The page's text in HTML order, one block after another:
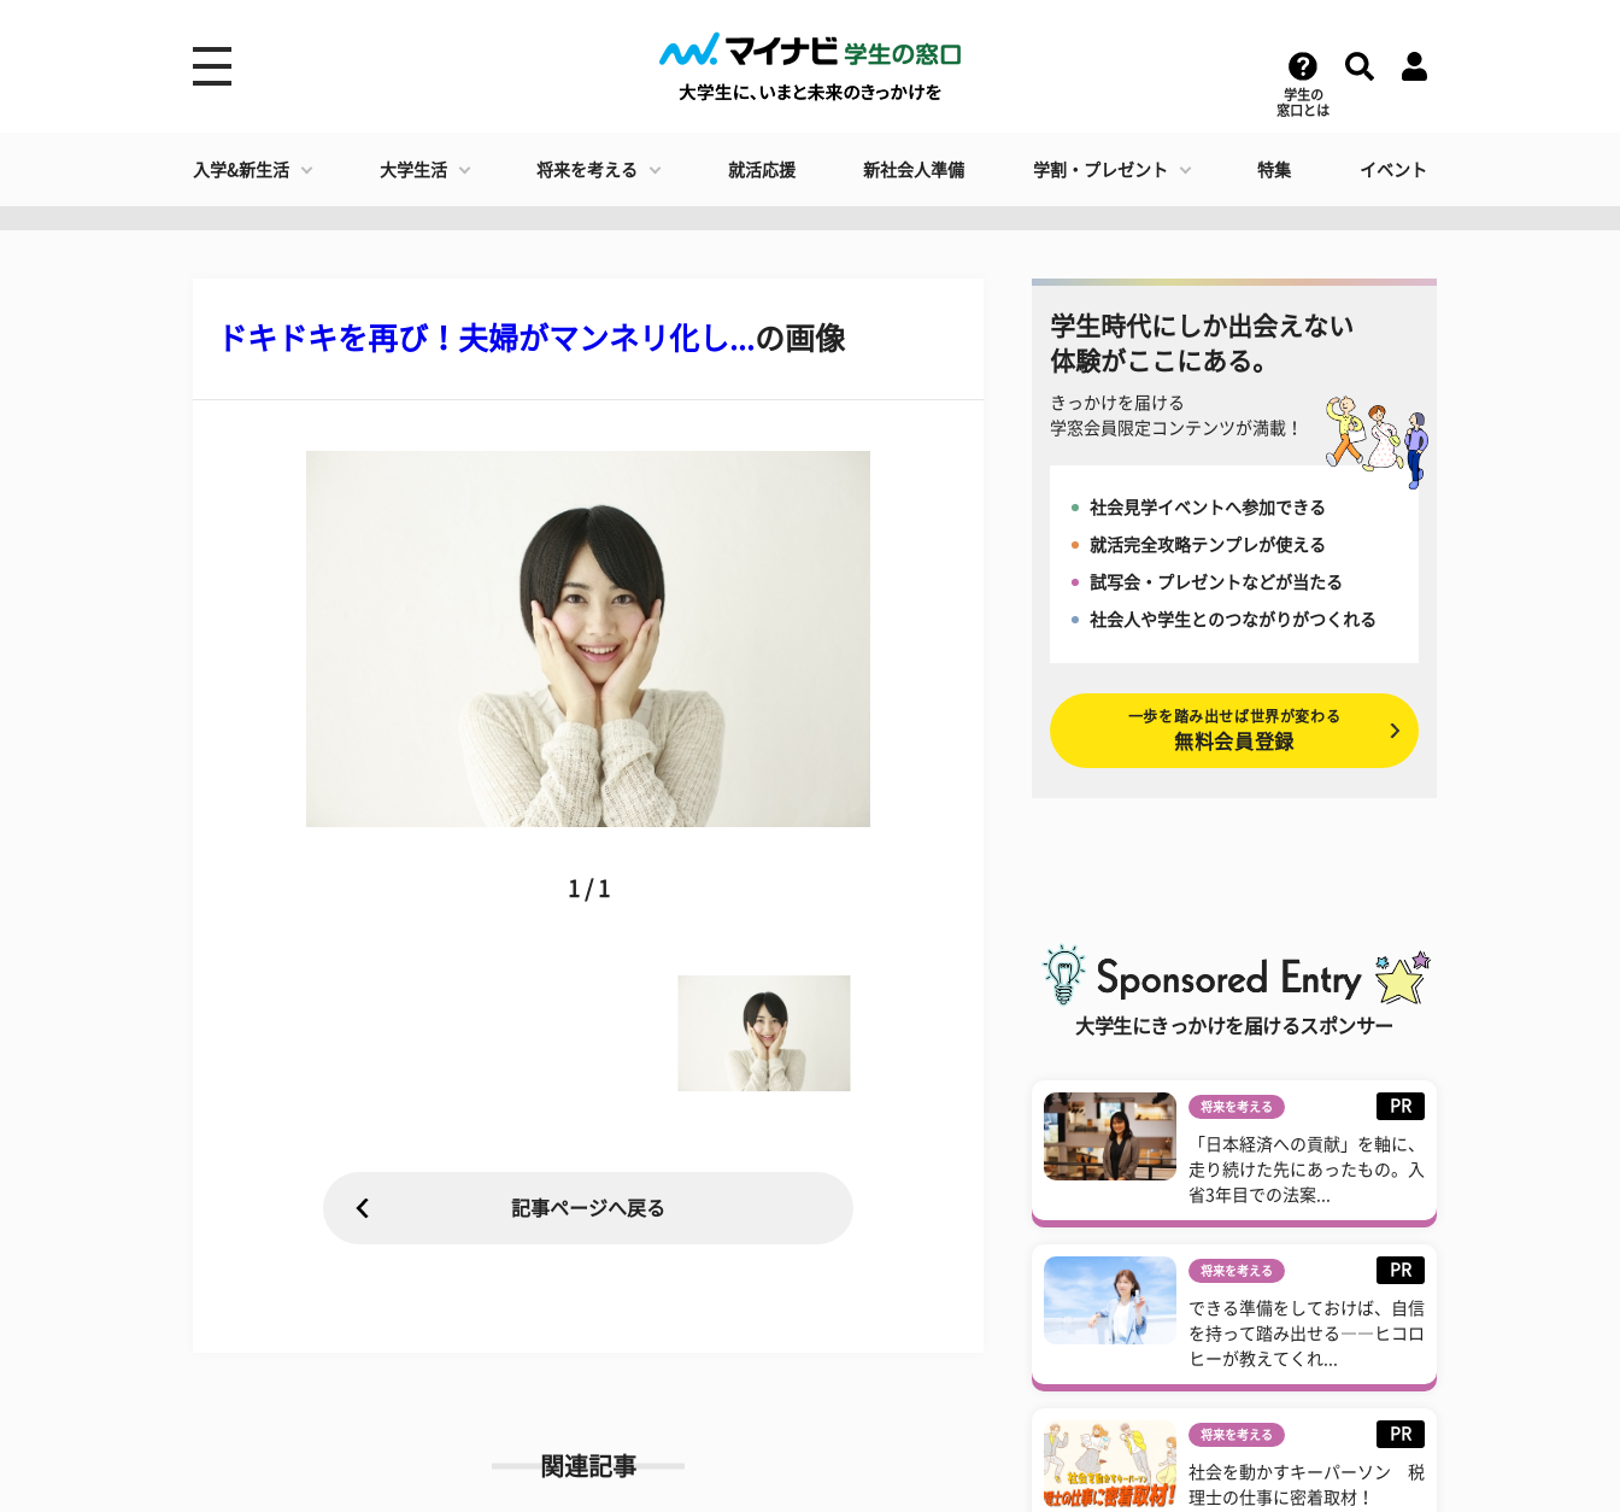
学生の
窓口とは
入学&新生活 大学生活 将来を考える 就活応援 新社会人準備 学割・プレゼント 特集 イベント
ドキドキを再び！夫婦がマンネリ化し...の画像
1 / 1
記事ページへ戻る
関連記事
学生時代にしか出会えない
体験がここにある。
きっかけを届ける
学窓会員限定コンテンツが満載！
社会見学イベントへ参加できる
就活完全攻略テンプレが使える
試写会・プレゼントなどが当たる
社会人や学生とのつながりがつくれる
一歩を踏み出せば世界が変わる
無料会員登録
大学生にきっかけを届けるスポンサー
将来を考える PR
「日本経済への貢献」を軸に、
走り続けた先にあったもの。入
省3年目での法案...
将来を考える PR
できる準備をしておけば、自信
を持って踏み出せる――ヒコロ
ヒーが教えてくれ...
将来を考える PR
社会を動かすキーパーソン 税
理士の仕事に密着取材！